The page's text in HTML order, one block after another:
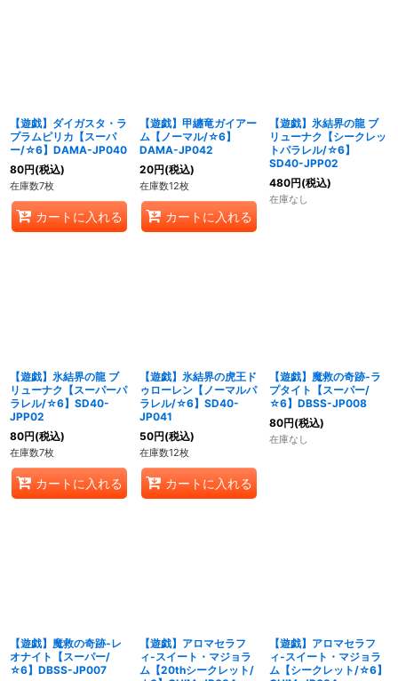
【遊戯】ダイガスタ・ラ
プラムピリカ【スーパ
ー/☆6】DAMA-JP040
80円(税込)
在庫数7枚
カートに入れる
【遊戯】甲纏竜ガイアー
ム【ノーマル/☆6】
DAMA-JP042
20円(税込)
在庫数12枚
カートに入れる
【遊戯】氷結界の龍 ブ
リューナク【シークレッ
トパラレル/☆6】
SD40-JPP02
480円(税込)
在庫なし
【遊戯】氷結界の龍 ブ
リューナク【スーパーパ
ラレル/☆6】SD40-
JPP02
80円(税込)
在庫数7枚
カートに入れる
【遊戯】氷結界の虎王ド
ゥローレン【ノーマルパ
ラレル/☆6】SD40-
JP041
50円(税込)
在庫数12枚
カートに入れる
【遊戯】魔救の奇跡-ラ
プタイト【スーパー/
☆6】DBSS-JP008
80円(税込)
在庫なし
【遊戯】魔救の奇跡-レ
オナイト【スーパー/
☆6】DBSS-JP007
【遊戯】アロマセラフ
ィ-スイート・マジョラ
ム【20thシークレット/
【遊戯】アロマセラフ
ィ-スイート・マジョラ
ム【シークレット/☆6】